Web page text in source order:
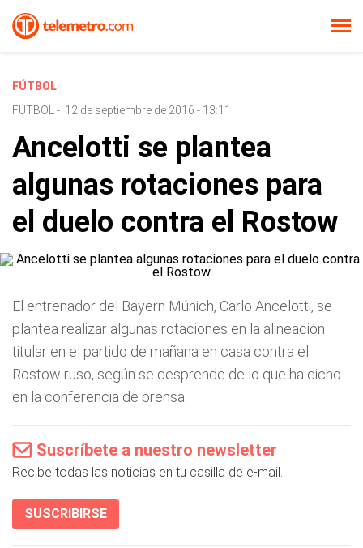
FÚTBOL
FÚTBOL
- 12 de septiembre de 2016 - 13:11
Ancelotti se plantea
algunas rotaciones para
el duelo contra el Rostow
El entrenador del Bayern Múnich, Carlo Ancelotti, se
plantea realizar algunas rotaciones en la alineación
titular en el partido de mañana en casa contra el
Rostow ruso, según se desprende de lo que ha dicho
en la conferencia de prensa.
Suscríbete a nuestro newsletter
Recibe todas las noticias en tu casilla de e-mail.
SUSCRIBIRSE